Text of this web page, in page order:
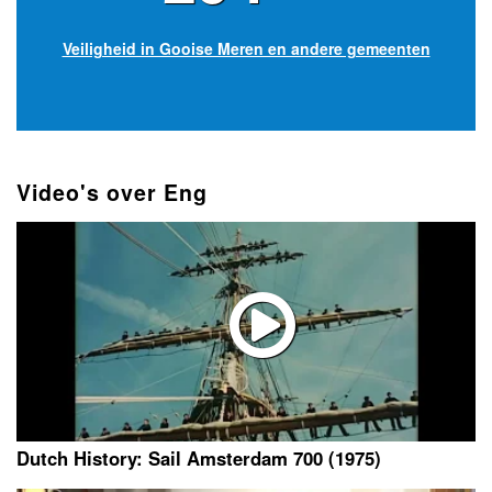
Veiligheid in Gooise Meren en andere gemeenten
Video's over Eng
Dutch History: Sail Amsterdam 700 (1975)